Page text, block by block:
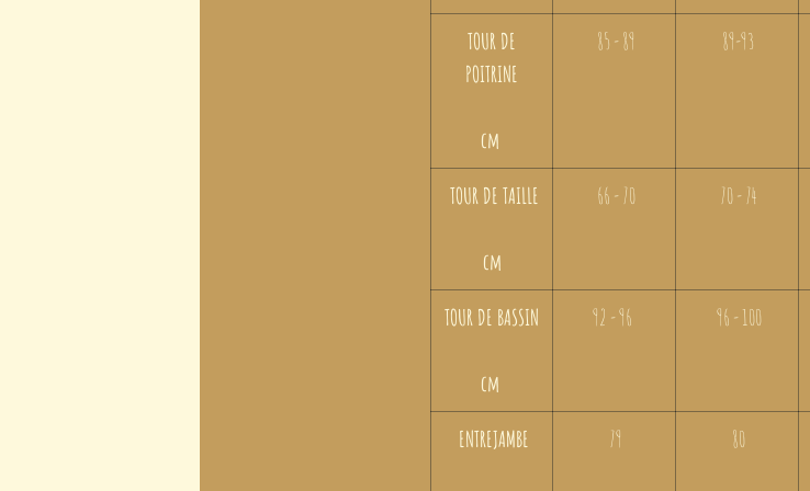
TOUR DE
POITRINE
cm
85 - 89 89-93
TOUR DE TAILLE
cm
66 - 70 70 - 74
TOUR DE BASSIN
cm
92 - 96 96 - 100
ENTREJAMBE 79 80